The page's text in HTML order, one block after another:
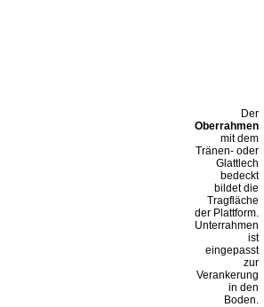
Der
Oberrahmen
mit dem
Tränen- oder
Glattlech
bedeckt
bildet die
Tragfläche
der Plattform.
Unterrahmen
ist
eingepasst
zur
Verankerung
in den
Boden.